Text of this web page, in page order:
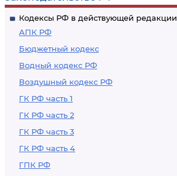
Кодексы РФ в действующей редакции
АПК РФ
Бюджетный кодекс
Водный кодекс РФ
Воздушный кодекс РФ
ГК РФ часть 1
ГК РФ часть 2
ГК РФ часть 3
ГК РФ часть 4
ГПК РФ